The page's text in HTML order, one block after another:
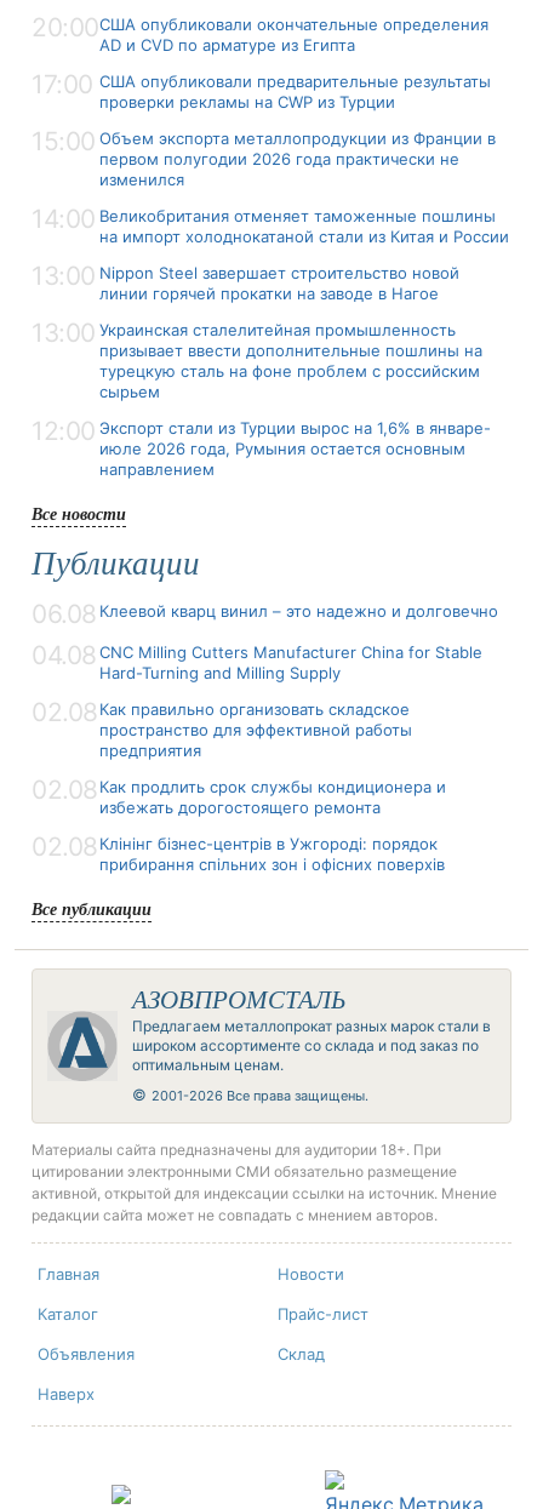
20:00США опубликовали окончательные определения
AD и CVD по арматуре из Египта
17:00 США опубликовали предварительные результаты
проверки рекламы на CWP из Турции
15:00 Объем экспорта металлопродукции из Франции в
первом полугодии 2026 года практически не
изменился
14:00 Великобритания отменяет таможенные пошлины
на импорт холоднокатаной стали из Китая и России
13:00 Nippon Steel завершает строительство новой
линии горячей прокатки на заводе в Нагое
13:00 Украинская сталелитейная промышленность
призывает ввести дополнительные пошлины на
турецкую сталь на фоне проблем с российским
сырьем
12:00 Экспорт стали из Турции вырос на 1,6% в январе-
июле 2026 года, Румыния остается основным
направлением
Все новости
Публикации
06.08 Клеевой кварц винил – это надежно и долговечно
04.08 CNC Milling Cutters Manufacturer China for Stable
Hard-Turning and Milling Supply
02.08 Как правильно организовать складское
пространство для эффективной работы
предприятия
02.08 Как продлить срок службы кондиционера и
избежать дорогостоящего ремонта
02.08 Клінінг бізнес-центрів в Ужгороді: порядок
прибирання спільних зон і офісних поверхів
Все публикации
АЗОВПРОМСТАЛЬ
Предлагаем металлопрокат разных марок стали в
широком ассортименте со склада и под заказ по
оптимальным ценам.
© 2001-2026 Все права защищены.
Материалы сайта предназначены для аудитории 18+. При
цитировании электронными СМИ обязательно размещение
активной, открытой для индексации ссылки на источник. Мнение
редакции сайта может не совпадать с мнением авторов.
Главная Новости
Каталог Прайс-лист
Объявления Склад
Наверх